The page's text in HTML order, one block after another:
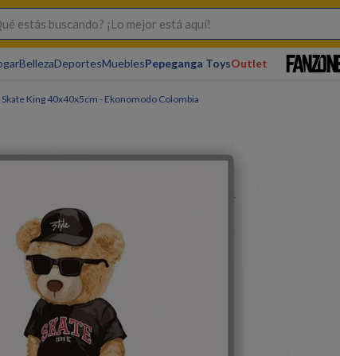
buscando? ¡Lo mejor está aquí!
BellezaDeportesMueblesPepeganga ToysOutlet
King 40x40x5cm - Ekonomodo Colombia